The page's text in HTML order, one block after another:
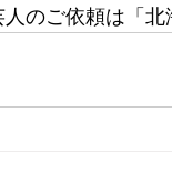
のご依頼は「